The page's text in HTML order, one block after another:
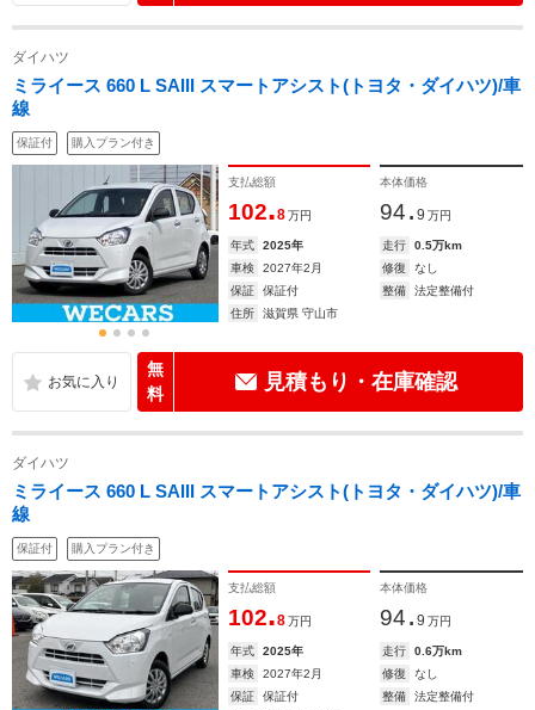
ダイハツ
ミライース 660 L SAIII スマートアシスト(トヨタ・ダイハツ)/車
線
保証付 購入プラン付き
支払総額
102.8 万円
本体価格
94. 9 万円
年式 2025年 走行
0.5万km
車検
2027年2月 修復
なし
保証
保証付 整備
法定整備付
住所
滋賀県 守山市
無
料
見積もり・在庫確認
ダイハツ
ミライース 660 L SAIII スマートアシスト(トヨタ・ダイハツ)/車
線
保証付 購入プラン付き
支払総額
102.8 万円
本体価格
94. 9 万円
年式 2025年 走行
0.6万km
車検
2027年2月 修復
なし
保証
保証付 整備
法定整備付